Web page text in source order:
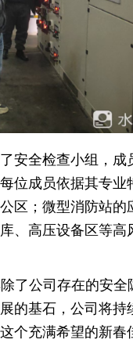
安全检查小组，
位成员依据其专业
区；微型消防站
、高压设备区等高
了公司存在的安
的基石，公司将
个充满希望的新